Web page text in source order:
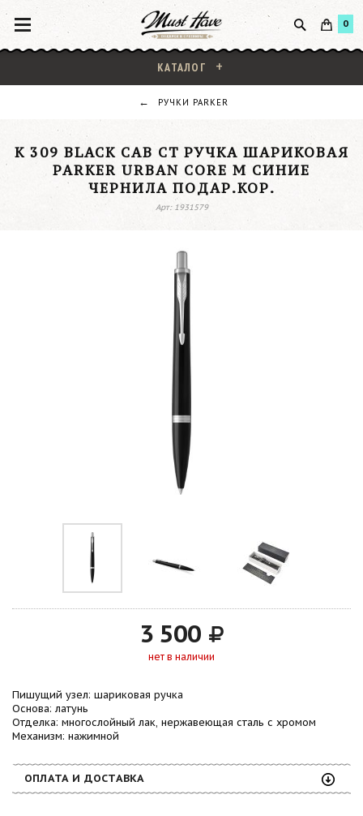
0
КАТАЛОГ
РУЧКИ PARKER
K 309 BLACK CAB CT РУЧКА ШАРИКОВАЯ
PARKER URBAN CORE M СИНИЕ
ЧЕРНИЛА ПОДАР.КОР.
Арт: 1931579
3 500
нет в наличии
Пишущий узел: шариковая ручка
Основа: латунь
Отделка: многослойный лак, нержавеющая сталь с хромом
Механизм: нажимной
ОПЛАТА И ДОСТАВКА